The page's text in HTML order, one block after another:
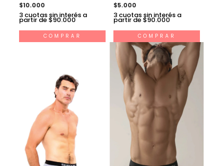
$10.000
3 cuotas sin interés a
partir de $90.000
COMPRAR
$5.000
3 cuotas sin interés a
partir de $90.000
COMPRAR